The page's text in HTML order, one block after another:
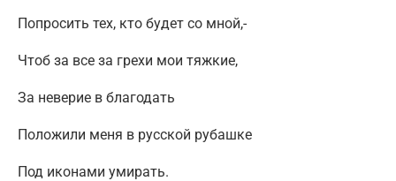
Попросить тех, кто будет со мной,-
Чтоб за все за грехи мои тяжкие,
За неверие в благодать
Положили меня в русской рубашке
Под иконами умирать.